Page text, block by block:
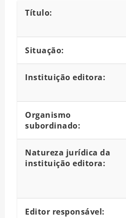
Título:
Situação:
Instituição editora:
Organismo
subordinado:
Natureza jurídica da
instituição editora:
Editor responsável: